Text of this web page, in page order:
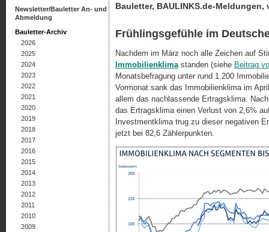
Bauletter, BAULINKS.de-Meldungen,
Frühlingsgefühle im
Nachdem im März noch alle Zeichen auf
Immobilienklimastanden (siehe Beitrag
Monatsbefragung unter rund 1.200
Vormonat sank das Immobilienklima im
allem das nachlassende Ertragsklima.
das Ertragsklima einen Verlust von 2,6%
Investmentklima trug zu dieser negativen
jetzt bei 82,6 Zählerpunkten.
Newsletter/Bauletter An- und
Abmeldung
Bauletter-Archiv
2026
2025
2024
2023
2022
2021
2020
2019
2018
2017
2016
2015
2014
2013
2012
2011
2010
2009